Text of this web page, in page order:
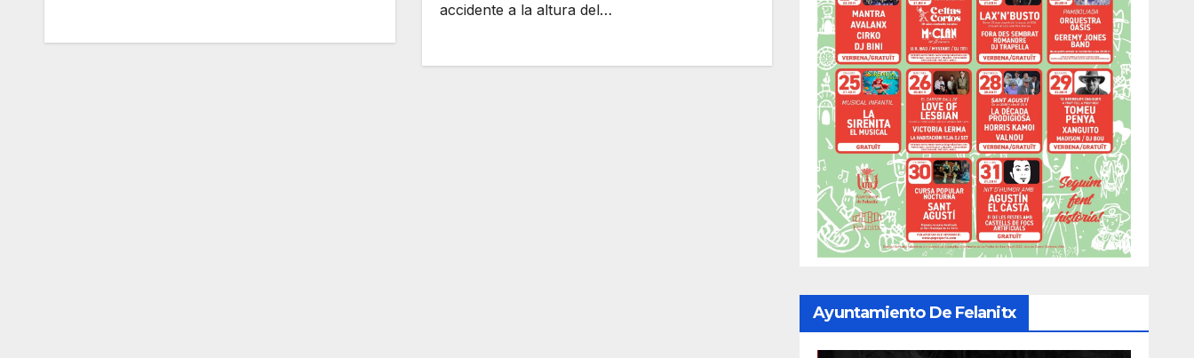
accidente a la altura del…
Ayuntamiento De Felanitx